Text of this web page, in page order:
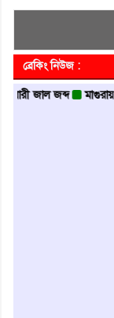
ব্রেকিং নিউজ :
জব্দ মাগুরায় গ্যাস